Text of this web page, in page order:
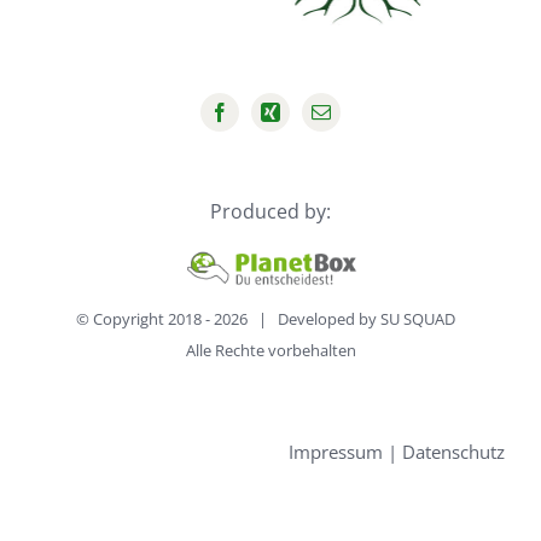
Produced by:
© Copyright 2018 -2026 | Developed bySU SQUAD
Alle Rechte vorbehalten
Impressum | Datenschutz